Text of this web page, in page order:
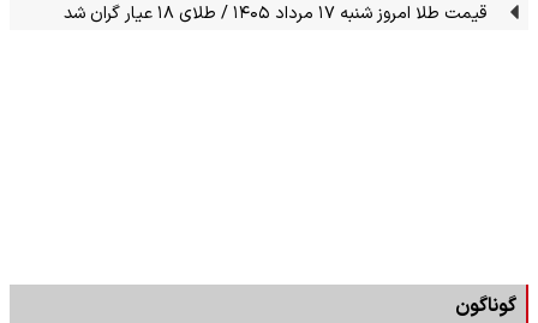
قیمت طلا امروز شنبه ۱۷ مرداد ۱۴۰۵ / طلای ۱۸ عیار گران شد
گوناگون